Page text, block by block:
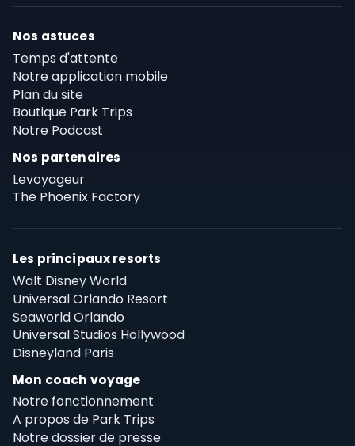
Nos astuces
Temps d'attente
Notre application mobile
Plan du site
Boutique Park Trips
Notre Podcast
Nos partenaires
Levoyageur
The Phoenix Factory
Les principaux resorts
Walt Disney World
Universal Orlando Resort
Seaworld Orlando
Universal Studios Hollywood
Disneyland Paris
Mon coach voyage
Notre fonctionnement
A propos de Park Trips
Notre dossier de presse